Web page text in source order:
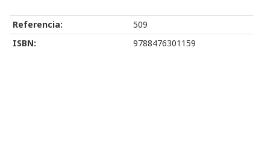
Referencia:
509
ISBN:
9788476301159